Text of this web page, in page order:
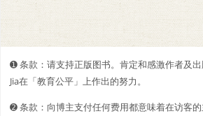
➊️ 条款：请支持正版图书。肯定和感激作者及
Jia在「教育公平」上作出的努力。
➋️️ 条款：向博主支付任何费用都意味着在访客